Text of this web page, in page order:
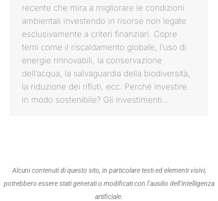
recente che mira a migliorare le condizioni
ambientali investendo in risorse non legate
esclusivamente a criteri finanziari. Copre
temi come il riscaldamento globale, l’uso di
energie rinnovabili, la conservazione
dell’acqua, la salvaguardia della biodiversità,
la riduzione dei rifiuti, ecc. Perché investire
in modo sostenibile? Gli investimenti…
Alcuni contenuti di questo sito, in particolare testi ed elementi visivi,
potrebbero essere stati generati o modificati con l’ausilio dell’intelligenza
artificiale.